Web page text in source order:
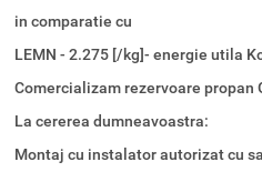
in comparatie cu
LEMN - 2.275 [/kg]- energie utila
Comercializam rezervoare propan
La cererea dumneavoastra:
Montaj cu instalator autorizat cu